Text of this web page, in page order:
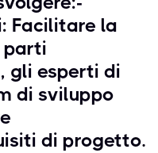
Facilitare la
parti
gli esperti di
di sviluppo
di progetto.